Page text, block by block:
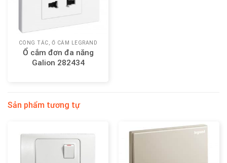
CÔNG TẮC, Ổ CẮM LEGRAND
Ổ cắm đơn đa năng
Galion 282434
Sản phẩm tương tự